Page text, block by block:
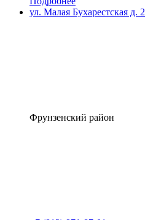
ул. Малая Бухарестская д. 2
Фрунзенский район